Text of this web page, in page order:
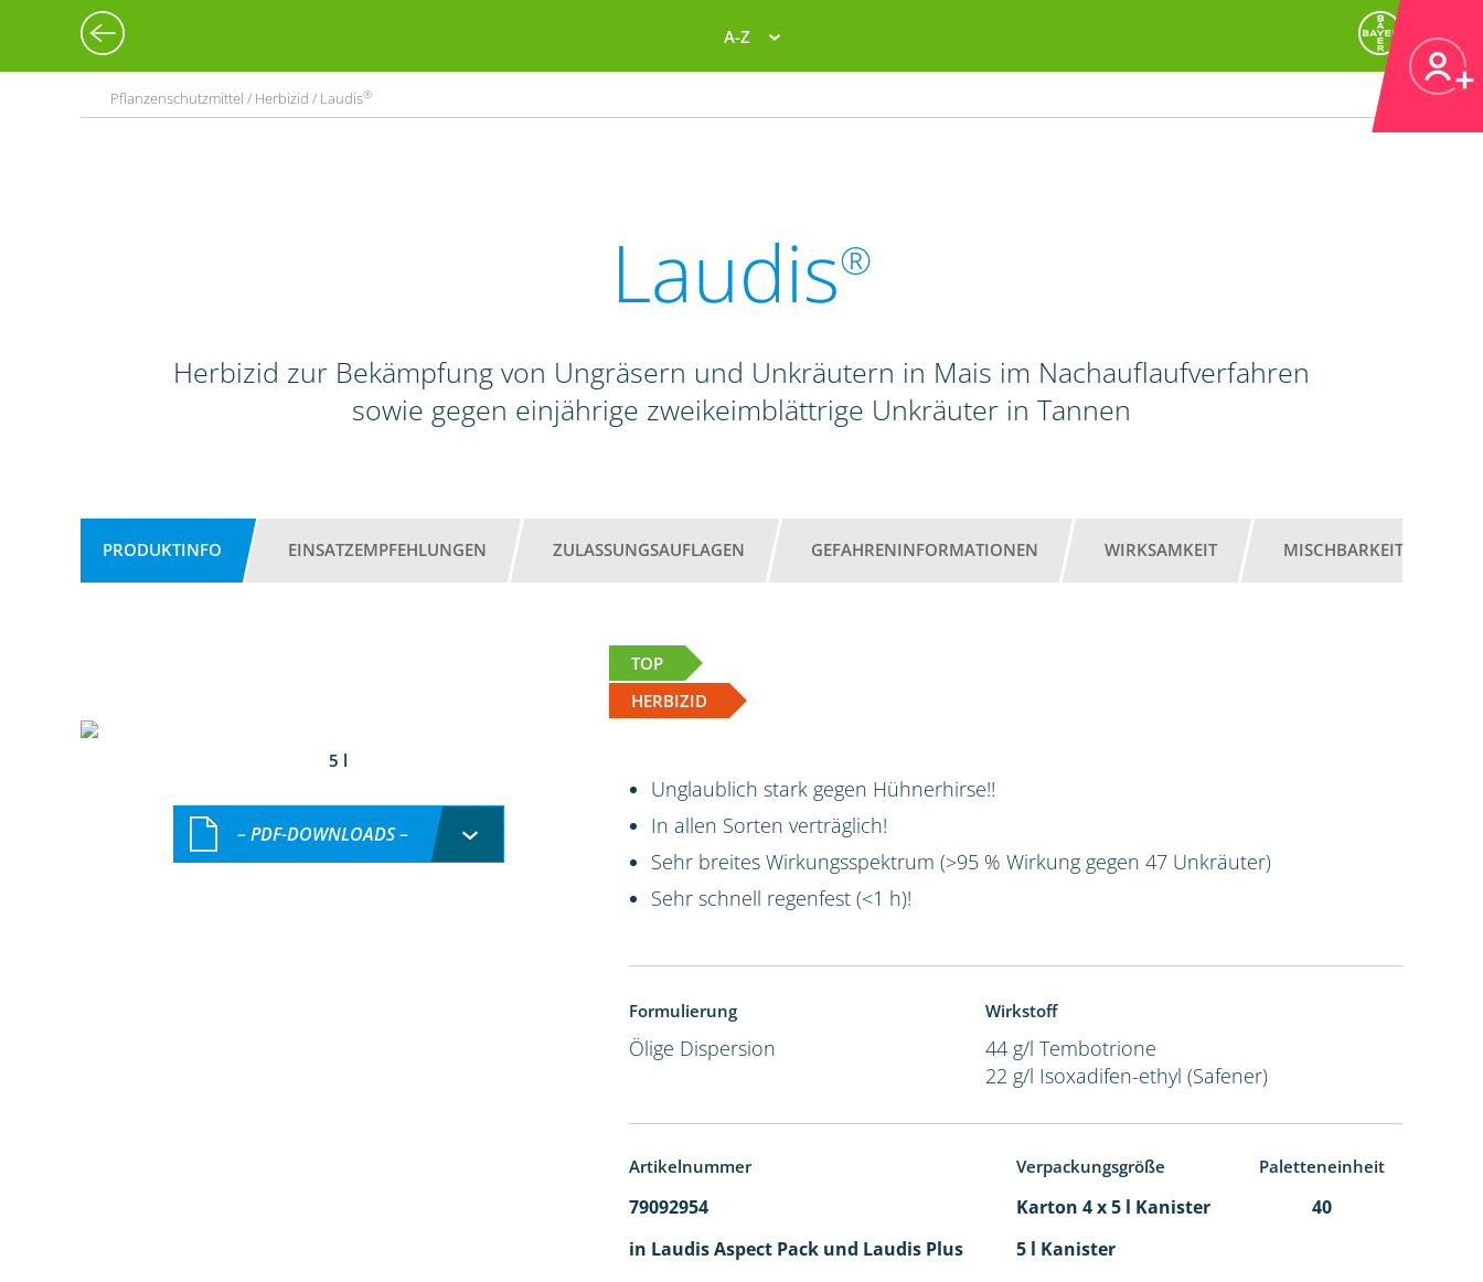
A-Z
Pflanzenschutzmittel / Herbizid / Laudis®
Laudis®
Herbizid zur Bekämpfung von Ungräsern und Unkräutern in Mais im Nachauflaufverfahren
sowie gegen einjährige zweikeimblättrige Unkräuter in Tannen
PRODUKTINFO EINSATZEMPFEHLUNGEN ZULASSUNGSAUFLAGEN GEFAHRENINFORMATIONEN WIRKSAMKEIT MISCHBARKEIT
TOP
HERBIZID
5 l
– PDF-DOWNLOADS –
Unglaublich stark gegen Hühnerhirse!!
In allen Sorten verträglich!
Sehr breites Wirkungsspektrum (>95 % Wirkung gegen 47 Unkräuter)
Sehr schnell regenfest (<1 h)!
Formulierung
Ölige Dispersion
Wirkstoff
44 g/l Tembotrione
22 g/l Isoxadifen-ethyl (Safener)
Artikelnummer Verpackungsgröße Paletteneinheit
79092954 Karton 4 x 5 l Kanister
40
in Laudis Aspect Pack und Laudis Plus
5 l Kanister